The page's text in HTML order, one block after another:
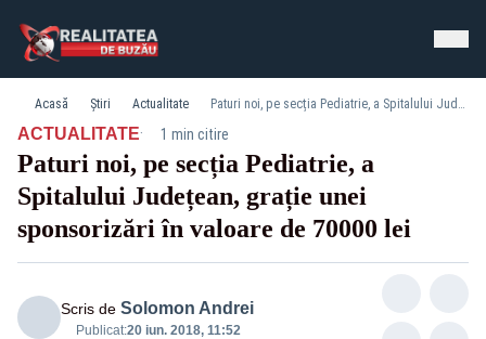
Acasă Știri Actualitate Paturi noi, pe secția Pediatrie, a Spitalului Județean, grație unei sponsorizări în valoare de 70000 lei
ACTUALITATE· 1 min citire
Paturi noi, pe secția Pediatrie, a
Spitalului Județean, grație unei
sponsorizări în valoare de 70000 lei
Scris de Solomon Andrei
Publicat:20 iun. 2018, 11:52